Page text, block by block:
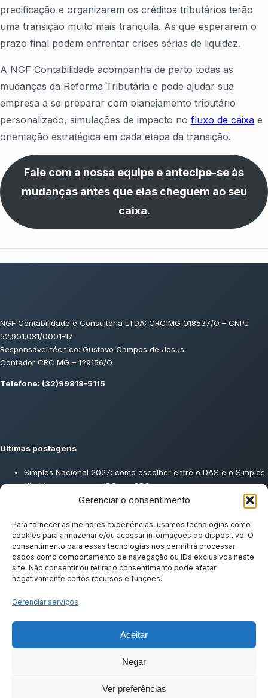
Gerenciar o consentimento
Para fornecer as melhores experiências, usamos tecnologias como
cookies para armazenar e/ou acessar informações do dispositivo. O
consentimento para essas tecnologias nos permitirá processar
dados como comportamento de navegação ou IDs exclusivos neste
site. Não consentir ou retirar o consentimento pode afetar
negativamente certos recursos e funções.
Gerenciar serviços
Aceitar
Negar
Ver preferências
precificação e organizarem os créditos tributários terão
uma transição muito mais tranquila. As que esperarem o
prazo final podem enfrentar crises sérias de liquidez.
A NGF Contabilidade acompanha de perto todas as
mudanças da Reforma Tributária e pode ajudar sua
empresa a se preparar com planejamento tributário
personalizado, simulações de impacto no fluxo de caixa e
orientação estratégica em cada etapa da transição.
Fale com a nossa equipe e antecipe-se às
mudanças antes que elas cheguem ao seu
caixa.
NGF Contabilidade e Consultoria LTDA: CRC MG 018537/O – CNPJ
52.901.031/0001-17
Responsável técnico: Gustavo Campos de Jesus
Contador CRC MG – 129156/O
Telefone: (32)99818-5115
Ultimas postagens
Simples Nacional 2027: como escolher entre o DAS e o Simples
Híbrido para pagar o IBS e a CBS
DMED: O que é, quem deve entregar e como enviar ao contador
Split Payment: o que é e como vai afetar o fluxo de caixa da sua
empresa
Consultoria Tributária: O que é, como funciona e por que toda
empresa precisa
Híbrido para pagar o IBS e a CBS
NGF Contabilidade| Juiz de Fora ‑ MG